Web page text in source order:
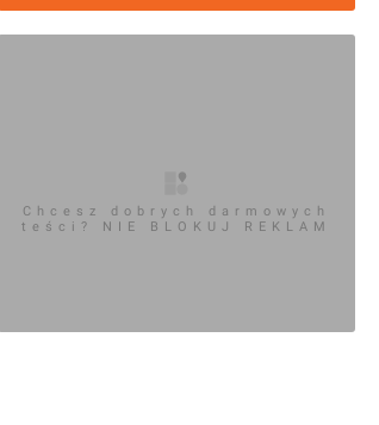
Chcesz dobrych darmowych
teści? NIE BLOKUJ REKLAM